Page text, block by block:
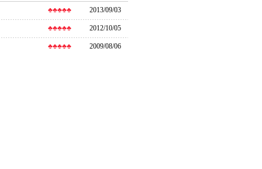
♣♣♣♣♣
2013/09/03
♣♣♣♣♣ 2012/10/05
♣♣♣♣♣ 2009/08/06